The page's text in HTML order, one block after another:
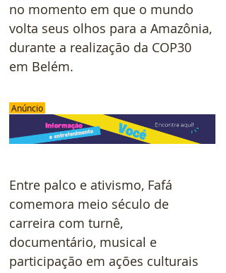
no momento em que o mundo
volta seus olhos para a Amazônia,
durante a realização da COP30
em Belém.
Anúncio
Entre palco e ativismo, Fafá
comemora meio século de
carreira com turnê,
documentário, musical e
participação em ações culturais